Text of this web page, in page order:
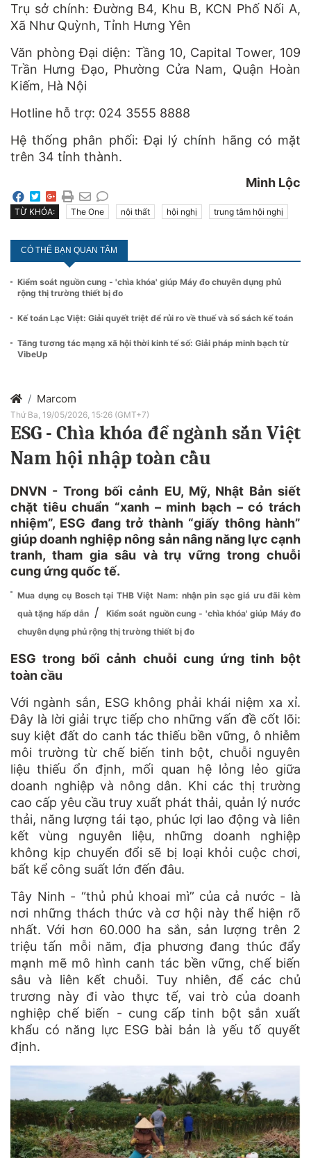
Trụ sở chính: Đường B4, Khu B, KCN Phố Nối A,
Xã Như Quỳnh, Tỉnh Hưng Yên
Văn phòng Đại diện: Tầng 10, Capital Tower, 109
Trần Hưng Đạo, Phường Cửa Nam, Quận Hoàn
Kiếm, Hà Nội
Hotline hỗ trợ: 024 3555 8888
Hệ thống phân phối: Đại lý chính hãng có mặt
trên 34 tỉnh thành.
Minh Lộc
TỪ KHÓA: The One nội thất hội nghị trung tâm hội nghị
CÓ THỂ BẠN QUAN TÂM
Kiểm soát nguồn cung - 'chìa khóa' giúp Máy đo chuyên dụng phủ
rộng thị trường thiết bị đo
Kế toán Lạc Việt: Giải quyết triệt để rủi ro về thuế và sổ sách kế toán
Tăng tương tác mạng xã hội thời kinh tế số: Giải pháp minh bạch từ
VibeUp
Marcom
Thứ Ba, 19/05/2026, 15:26 (GMT+7)
ESG - Chìa khóa để ngành sắn Việt
Nam hội nhập toàn cầu
DNVN - Trong bối cảnh EU, Mỹ, Nhật Bản siết
chặt tiêu chuẩn “xanh – minh bạch – có trách
nhiệm”, ESG đang trở thành “giấy thông hành”
giúp doanh nghiệp nông sản nâng năng lực cạnh
tranh, tham gia sâu và trụ vững trong chuỗi
cung ứng quốc tế.
Mua dụng cụ Bosch tại THB Việt Nam: nhận pin sạc giá ưu đãi kèm
quà tặng hấp dẫn /
Kiểm soát nguồn cung - 'chìa khóa' giúp Máy đo
chuyên dụng phủ rộng thị trường thiết bị đo
ESG trong bối cảnh chuỗi cung ứng tinh bột
toàn cầu
Với ngành sắn, ESG không phải khái niệm xa xỉ.
Đây là lời giải trực tiếp cho những vấn đề cốt lõi:
suy kiệt đất do canh tác thiếu bền vững, ô nhiễm
môi trường từ chế biến tinh bột, chuỗi nguyên
liệu thiếu ổn định, mối quan hệ lỏng lẻo giữa
doanh nghiệp và nông dân. Khi các thị trường
cao cấp yêu cầu truy xuất phát thải, quản lý nước
thải, năng lượng tái tạo, phúc lợi lao động và liên
kết vùng nguyên liệu, những doanh nghiệp
không kịp chuyển đổi sẽ bị loại khỏi cuộc chơi,
bất kể công suất lớn đến đâu.
Tây Ninh - “thủ phủ khoai mì” của cả nước - là
nơi những thách thức và cơ hội này thể hiện rõ
nhất. Với hơn 60.000 ha sắn, sản lượng trên 2
triệu tấn mỗi năm, địa phương đang thúc đẩy
mạnh mẽ mô hình canh tác bền vững, chế biến
sâu và liên kết chuỗi. Tuy nhiên, để các chủ
trương này đi vào thực tế, vai trò của doanh
nghiệp chế biến - cung cấp tinh bột sắn xuất
khẩu có năng lực ESG bài bản là yếu tố quyết
định.